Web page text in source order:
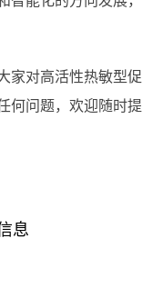
家对高活性热敏型促
何问题，欢迎随时提
息